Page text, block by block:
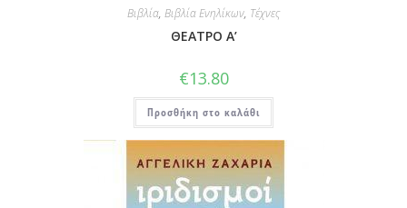
Βιβλία, Βιβλία Ενηλίκων, Τέχνες
ΘΕΑΤΡΟ Α’
€13.80
Προσθήκη στο καλάθι